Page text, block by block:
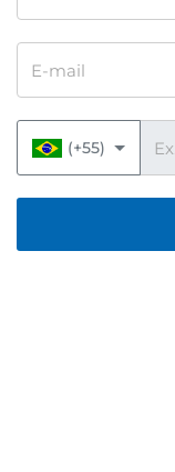
(+55)